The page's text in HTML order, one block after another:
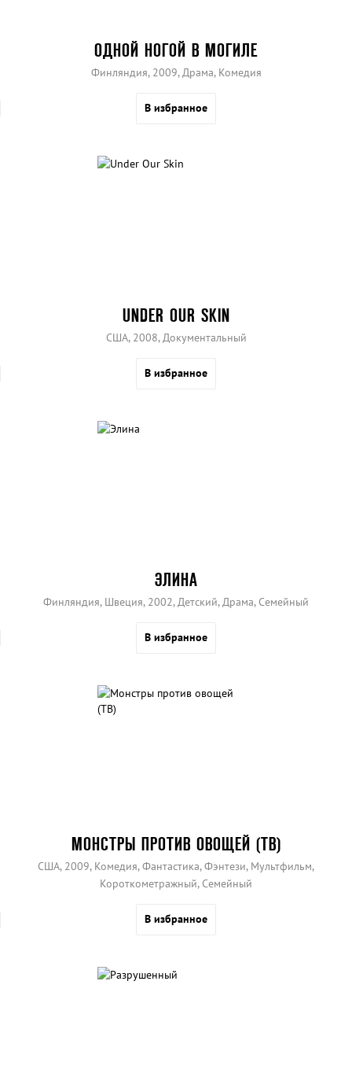
ОДНОЙ НОГОЙ В МОГИЛЕ
Финляндия, 2009, Драма, Комедия
В избранное
UNDER OUR SKIN
США, 2008, Документальный
В избранное
ЭЛИНА
Финляндия, Швеция, 2002, Детский, Драма, Семейный
В избранное
МОНСТРЫ ПРОТИВ ОВОЩЕЙ (ТВ)
США, 2009, Комедия, Фантастика, Фэнтези, Мультфильм,
Короткометражный, Семейный
В избранное